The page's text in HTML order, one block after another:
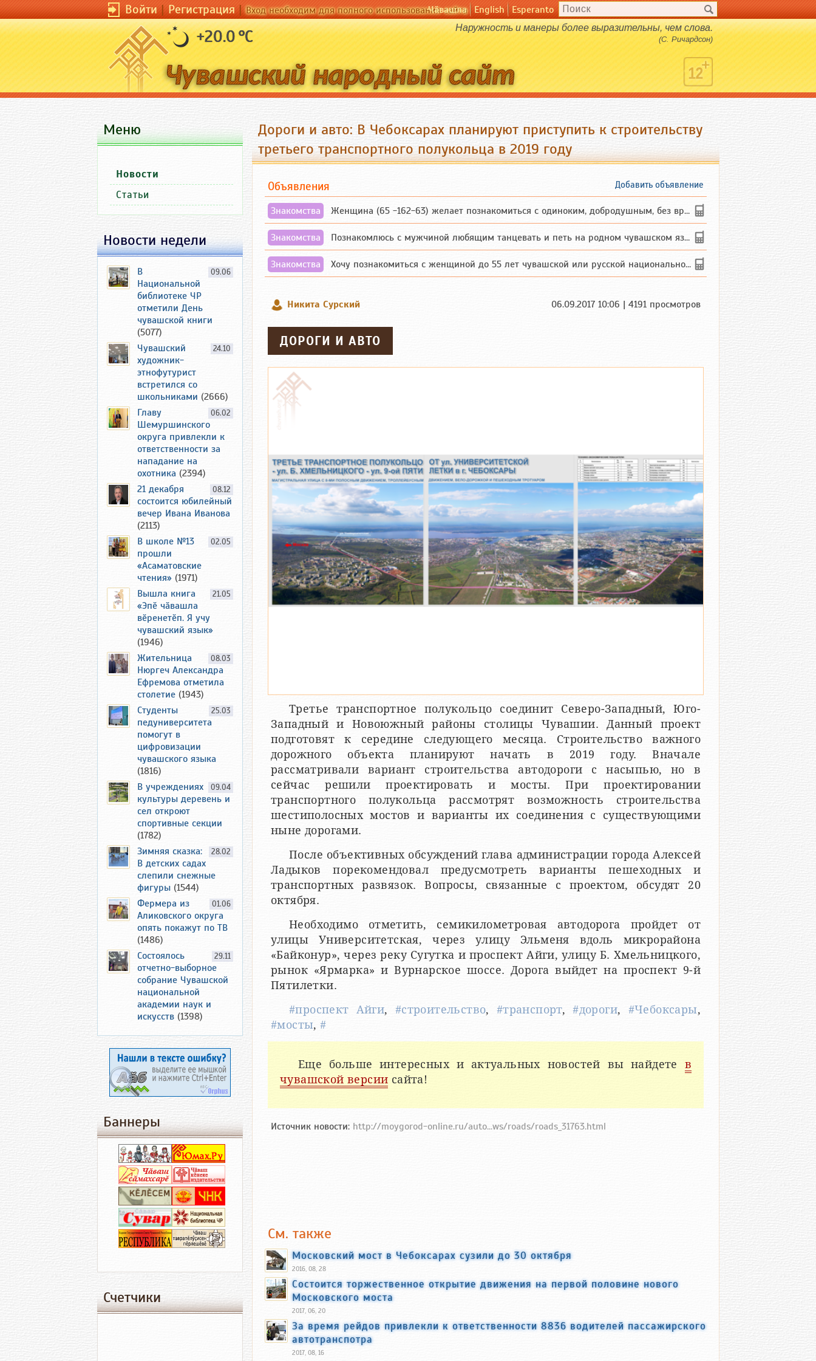
Войти|Регистрация|Вход необходим для полного использования сайта
Чӑвашла English Esperanto
+20.0 °C Наружность и манеры более выразительны, чем слова.
(С. Ричардсон)
Дороги и авто: В Чебоксарах планируют приступить к строительству
третьего транспортного полукольца в 2019 году
Добавить объявление
Объявления
Знакомства Женщина (65 -162-63) желает познакомиться с одиноким, добродушным, без вредных ...
Знакомства Познакомлюсь с мужчиной любящим танцевать и петь на родном чувашском языке
Знакомства Хочу познакомиться с женщиной до 55 лет чувашской или русской национальности дл...
Никита Сурский 06.09.2017 10:06 | 4191 просмотров
ДОРОГИ И АВТО
Третье транспортное полукольцо соединит Северо-Западный, Юго-
Западный и Новоюжный районы столицы Чувашии. Данный проект
подготовят к середине следующего месяца. Строительство важного
дорожного объекта планируют начать в 2019 году. Вначале
рассматривали вариант строительства автодороги с насыпью, но в
сейчас решили проектировать и мосты. При проектировании
транспортного полукольца рассмотрят возможность строительства
шестиполосных мостов и варианты их соединения с существующими
ныне дорогами.
После объективных обсуждений глава администрации города Алексей
Ладыков порекомендовал предусмотреть варианты пешеходных и
транспортных развязок. Вопросы, связанные с проектом, обсудят 20
октября.
Необходимо отметить, семикилометровая автодорога пройдет от
улицы Университетская, через улицу Эльменя вдоль микрорайона
«Байконур», через реку Сугутка и проспект Айги, улицу Б. Хмельницкого,
рынок «Ярмарка» и Вурнарское шоссе. Дорога выйдет на проспект 9-й
Пятилетки.
#проспект Айги, #строительство, #транспорт,#дороги, #Чебоксары,
#мосты,#
Еще больше интересных и актуальных новостей вы найдете в
чувашской версии сайта!
Источник новости: http://moygorod-online.ru/auto...ws/roads/roads_31763.html
См. также
Московский мост в Чебоксарах сузили до 30 октября
2016, 08, 28
Состоится торжественное открытие движения на первой половине нового
Московского моста
2017, 06, 20
За время рейдов привлекли к ответственности 8836 водителей пассажирского
автотранспотра
2017, 08, 16
Меню
Новости
Статьи
Новости недели
09.06
В
Национальной
библиотеке ЧР
отметили День
чувашской книги
(5077)
24.10
Чувашский
художник-
этнофутурист
встретился со
школьниками (2666)
06.02
Главу
Шемуршинского
округа привлекли к
ответственности за
нападание на
охотника (2394)
08.12
21 декабря
состоится юбилейный
вечер Ивана Иванова
(2113)
02.05
В школе №13
прошли
«Асаматовские
чтения» (1971)
21.05
Вышла книга
«Эпӗ чӑвашла
вӗренетӗп. Я учу
чувашский язык»
(1946)
08.03
Жительница
Нюргеч Александра
Ефремова отметила
столетие (1943)
25.03
Студенты
педуниверситета
помогут в
цифровизации
чувашского языка
(1816)
09.04
В учреждениях
культуры деревень и
сел откроют
спортивные секции
(1782)
28.02
Зимняя сказка:
В детских садах
слепили снежные
фигуры (1544)
01.06
Фермера из
Аликовского округа
опять покажут по ТВ
(1486)
29.11
Состоялось
отчетно-выборное
собрание Чувашской
национальной
академии наук и
искусств (1398)
Баннеры
Счетчики